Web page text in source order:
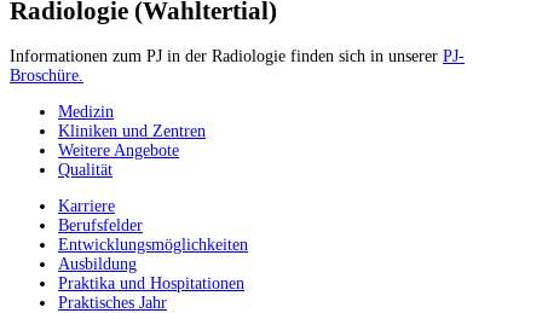
Radiologie (Wahltertial)
Informationen zum PJ in der Radiologie finden sich in unserer PJ-
Broschüre.
Medizin
Kliniken und Zentren
Weitere Angebote
Qualität
Karriere
Berufsfelder
Entwicklungsmöglichkeiten
Ausbildung
Praktika und Hospitationen
Praktisches Jahr